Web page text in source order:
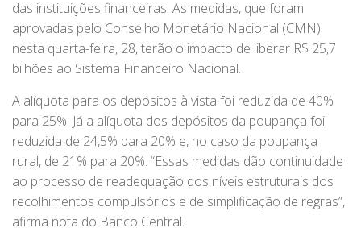
das instituições financeiras. As medidas, que foram
aprovadas pelo Conselho Monetário Nacional (CMN)
nesta quarta-feira, 28, terão o impacto de liberar R$ 25,7
bilhões ao Sistema Financeiro Nacional.
A alíquota para os depósitos à vista foi reduzida de 40%
para 25%. Já a alíquota dos depósitos da poupança foi
reduzida de 24,5% para 20% e, no caso da poupança
rural, de 21% para 20%. “Essas medidas dão continuidade
ao processo de readequação dos níveis estruturais dos
recolhimentos compulsórios e de simplificação de regras”,
afirma nota do Banco Central.